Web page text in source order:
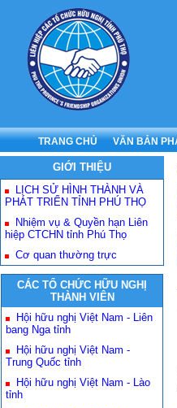
TRANG CHỦ VĂN BẢN
GIỚI THIỆU
LỊCH SỬ HÌNH THÀNH VÀ
PHÁT TRIỂN TỈNH PHÚ THỌ
Nhiệm vụ & Quyền hạn Liên
hiệp CTCHN tỉnh Phú Thọ
Cơ quan thường trực
CÁC TỔ CHỨC HỮU NGHỊ
THÀNH VIÊN
Hội hữu nghị Việt Nam - Liên
bang Nga tỉnh
Hội hữu nghị Việt Nam -
Trung Quốc tỉnh
Hội hữu nghị Việt Nam - Lào
tỉnh